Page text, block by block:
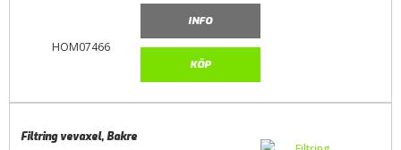
HOM07466
INFO
KÖP
Filtring vevaxel, Bakre